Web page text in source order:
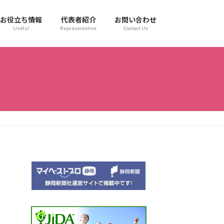
お役立ち情報
Useful
代表者紹介
Representative
お問い合わせ
Contact Us